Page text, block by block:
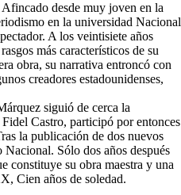
desde muy joven en la
en la universidad Nacional
A los veintisiete años
más característicos de su
obra, su narrativa entroncó con
creadores estadounidenses,
siguió de cerca la
Castro, participó por entonces
la publicación de dos nuevos
Sólo dos años después
constituye su obra maestra y una
Cien años de soledad.